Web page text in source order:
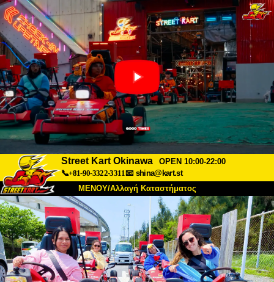
Street Kart Okinawa
OPEN 10:00-22:00
📞+81-90-3322-3311📧 shina@kart.st
ΜΕΝΟΥ/Αλλαγή Καταστήματος
ΚΥΡΙΩΣ
Σχετικά Προδιαγραφές Τιμές
Πρόσβαση Αναφορές Συχνές Ερωτήσεις
Εταιρεία Κράτηση